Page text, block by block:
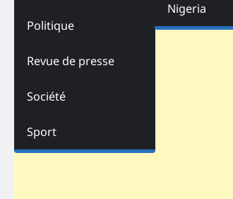
Politique
Revue de presse
Société
Sport
Nigeria